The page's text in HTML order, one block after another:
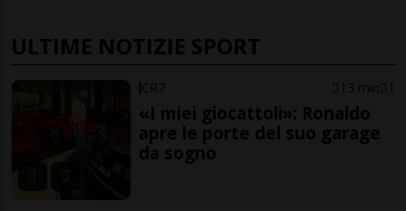
ULTIME NOTIZIE SPORT
CR7 13 min 1
«I miei giocattoli»: Ronaldo
apre le porte del suo garage
da sogno